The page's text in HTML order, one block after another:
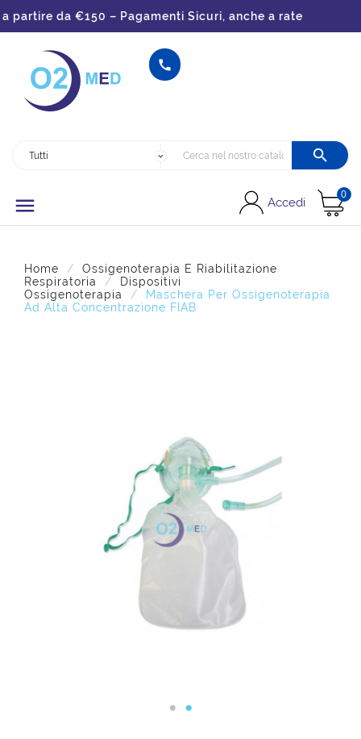
da €150 – Pagamenti Sicuri, anche a rate


 Accedi
0
Home
Ossigenoterapia E Riabilitazione
Respiratoria
Dispositivi
Ossigenoterapia
Maschera Per Ossigenoterapia
Ad Alta Concentrazione FIAB